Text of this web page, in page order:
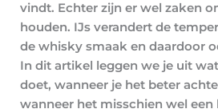
vindt. Echter zijn er wel zaken
houden. IJs verandert de
de whisky smaak en daardoor
In dit artikel leggen we je uit
doet, wanneer je het beter
wanneer het misschien wel een